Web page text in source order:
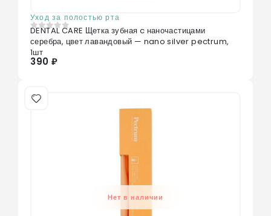
Уход за полостью рта
0 из 5
DENTAL CARE Щетка зубная c наночастицами
серебра, цвет лавандовый — nano silver pectrum,
1шт
390 ₽
Нет в наличии